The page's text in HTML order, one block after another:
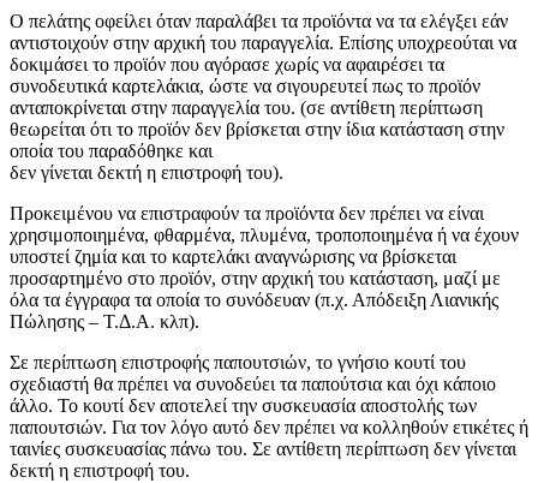
Ο πελάτης οφείλει όταν παραλάβει τα προϊόντα να τα ελέγξει εάν
αντιστοιχούν στην αρχική του παραγγελία. Επίσης υποχρεούται να
δοκιμάσει το προϊόν που αγόρασε χωρίς να αφαιρέσει τα
συνοδευτικά καρτελάκια, ώστε να σιγουρευτεί πως το προϊόν
ανταποκρίνεται στην παραγγελία του. (σε αντίθετη περίπτωση
θεωρείται ότι το προϊόν δεν βρίσκεται στην ίδια κατάσταση στην
οποία του παραδόθηκε και
δεν γίνεται δεκτή η επιστροφή του).
Προκειμένου να επιστραφούν τα προϊόντα δεν πρέπει να είναι
χρησιμοποιημένα, φθαρμένα, πλυμένα, τροποποιημένα ή να έχουν
υποστεί ζημία και το καρτελάκι αναγνώρισης να βρίσκεται
προσαρτημένο στο προϊόν, στην αρχική του κατάσταση, μαζί με
όλα τα έγγραφα τα οποία το συνόδευαν (π.χ. Απόδειξη Λιανικής
Πώλησης – Τ.Δ.Α. κλπ).
Σε περίπτωση επιστροφής παπουτσιών, το γνήσιο κουτί του
σχεδιαστή θα πρέπει να συνοδεύει τα παπούτσια και όχι κάποιο
άλλο. Το κουτί δεν αποτελεί την συσκευασία αποστολής των
παπουτσιών. Για τον λόγο αυτό δεν πρέπει να κολληθούν ετικέτες ή
ταινίες συσκευασίας πάνω του. Σε αντίθετη περίπτωση δεν γίνεται
δεκτή η επιστροφή του.